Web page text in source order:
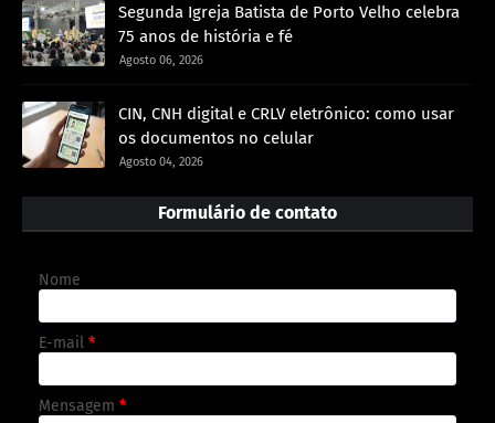
Segunda Igreja Batista de Porto Velho celebra
75 anos de história e fé
Agosto 06, 2026
CIN, CNH digital e CRLV eletrônico: como usar
os documentos no celular
Agosto 04, 2026
Formulário de contato
Nome
E-mail *
Mensagem *